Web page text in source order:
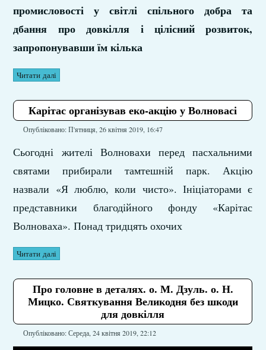
промисловості у світлі спільного добра та
дбання про довкілля і цілісний розвиток,
запропонувавши їм кілька
Читати далі
Карітас організував еко-акцію у Волновасі
Опубліковано: П'ятниця, 26 квітня 2019, 16:47
Сьогодні жителі Волновахи перед пасхальними
святами прибирали тамтешній парк. Акцію
назвали «Я люблю, коли чисто». Ініціаторами є
представники благодійного фонду «Карітас
Волноваха». Понад тридцять охочих
Читати далі
Про головне в деталях. о. М. Дзуль. о. Н.
Мицко. Святкування Великодня без шкоди
для довкілля
Опубліковано: Середа, 24 квітня 2019, 22:12